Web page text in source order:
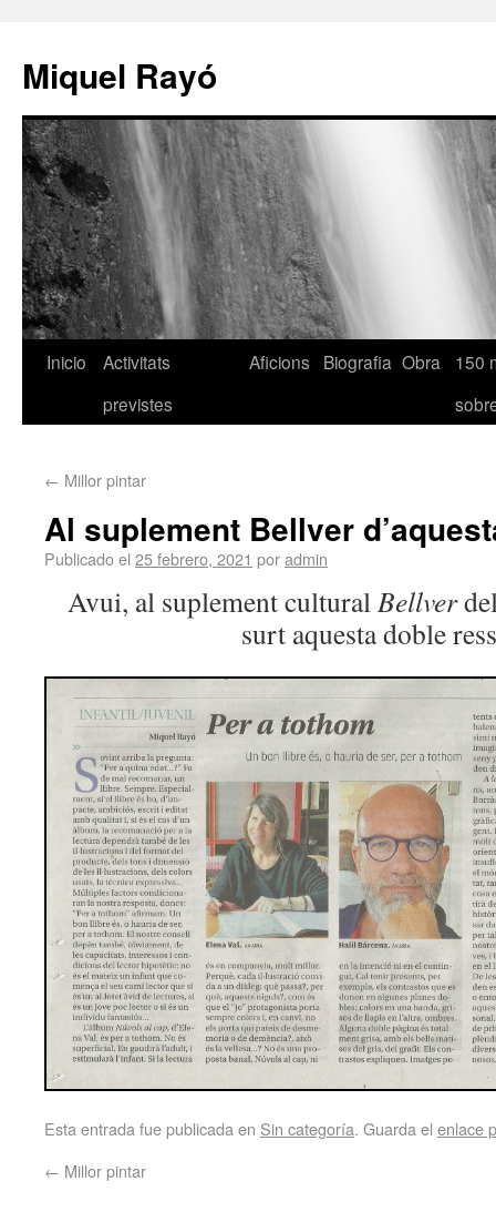
Miquel Rayó
Inicio
Activitats
previstes
Aficions Biografia Obra
150
← Millor pintar
Al suplement Bellver
Publicado el 25 febrero, 2021 poradmin
Avui, al suplement culturalBellver
surt aquesta doble
Esta entrada fue publicada en Sin categoría. Guarda el enlace
← Millor pintar